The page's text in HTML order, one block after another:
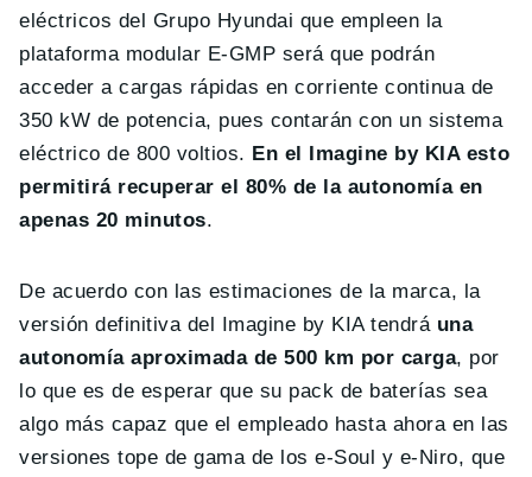
eléctricos del Grupo Hyundai que empleen la
plataforma modular E-GMP será que podrán
acceder a cargas rápidas en corriente continua de
350 kW de potencia, pues contarán con un sistema
eléctrico de 800 voltios. En el Imagine by KIA esto
permitirá recuperar el 80% de la autonomía en
apenas 20 minutos.
De acuerdo con las estimaciones de la marca, la
versión definitiva del Imagine by KIA tendrá una
autonomía aproximada de 500 km por carga, por
lo que es de esperar que su pack de baterías sea
algo más capaz que el empleado hasta ahora en las
versiones tope de gama de los e-Soul y e-Niro, que